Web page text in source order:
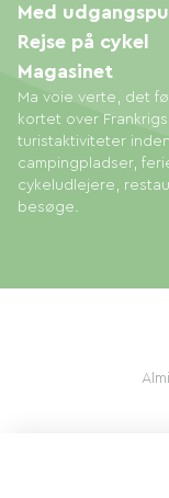
Ma voie verte, det
kortet over
turistaktiviteter
campingpladser,
cykeludlejere,
besøge.
Med
Rejse på cykel
Magasinet
© 2026 Ma